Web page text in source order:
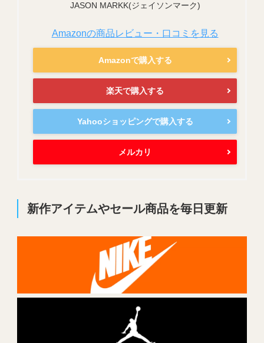
JASON MARKK(ジェイソンマーク)
Amazonの商品レビュー・口コミを見る
Amazonで購入する
楽天で購入する
Yahooショッピングで購入する
メルカリ
新作アイテムやセール商品を毎日更新